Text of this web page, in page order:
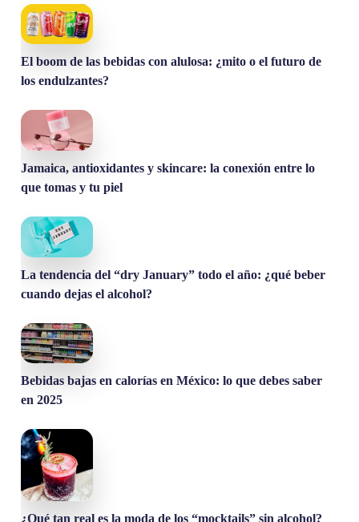
El boom de las bebidas con alulosa: ¿mito o el futuro de
los endulzantes?
Jamaica, antioxidantes y skincare: la conexión entre lo
que tomas y tu piel
La tendencia del “dry January” todo el año: ¿qué beber
cuando dejas el alcohol?
Bebidas bajas en calorías en México: lo que debes saber
en 2025
¿Qué tan real es la moda de los “mocktails” sin alcohol?